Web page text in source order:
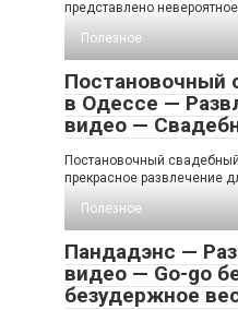
представлено
Полезное
Постановочный
в Одессе —
видео —
Постановочный
прекрасное развлечение
Полезное
Пандадэнс —
видео — Go-go
безудержное